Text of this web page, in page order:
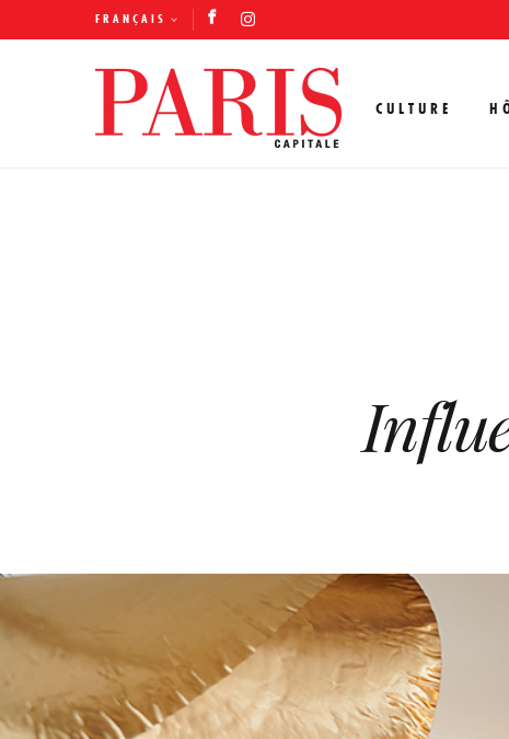
FRANÇAIS
CULTURE